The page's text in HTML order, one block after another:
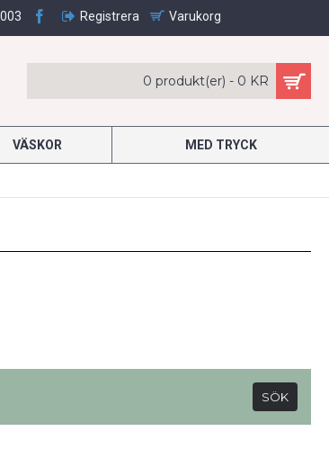
Registrera Varukorg
0 produkt(er) - 0 KR
VÄSKOR MED TRYCK